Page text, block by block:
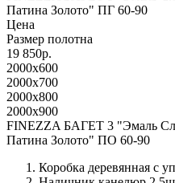
Патина Золото" ПГ 60-90
Цена
Размер полотна
19 850р.
2000x600
2000x700
2000x800
2000x900
FINEZZA БАГЕТ 3 "Эмаль
Патина Золото" ПО 60-90
Коробка деревянная с